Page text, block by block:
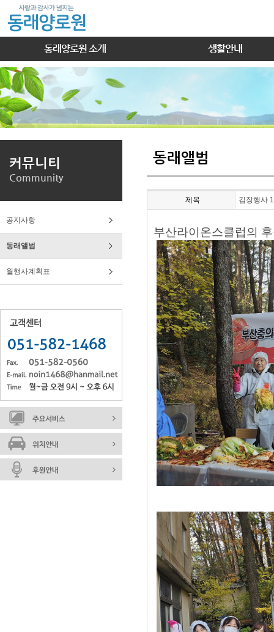
동래양로원 소개 생활안내
커뮤니티
Community
공지사항
동래앨범
월행사계획표
동래앨범
제목 김장행사
부산라이온스클럽의